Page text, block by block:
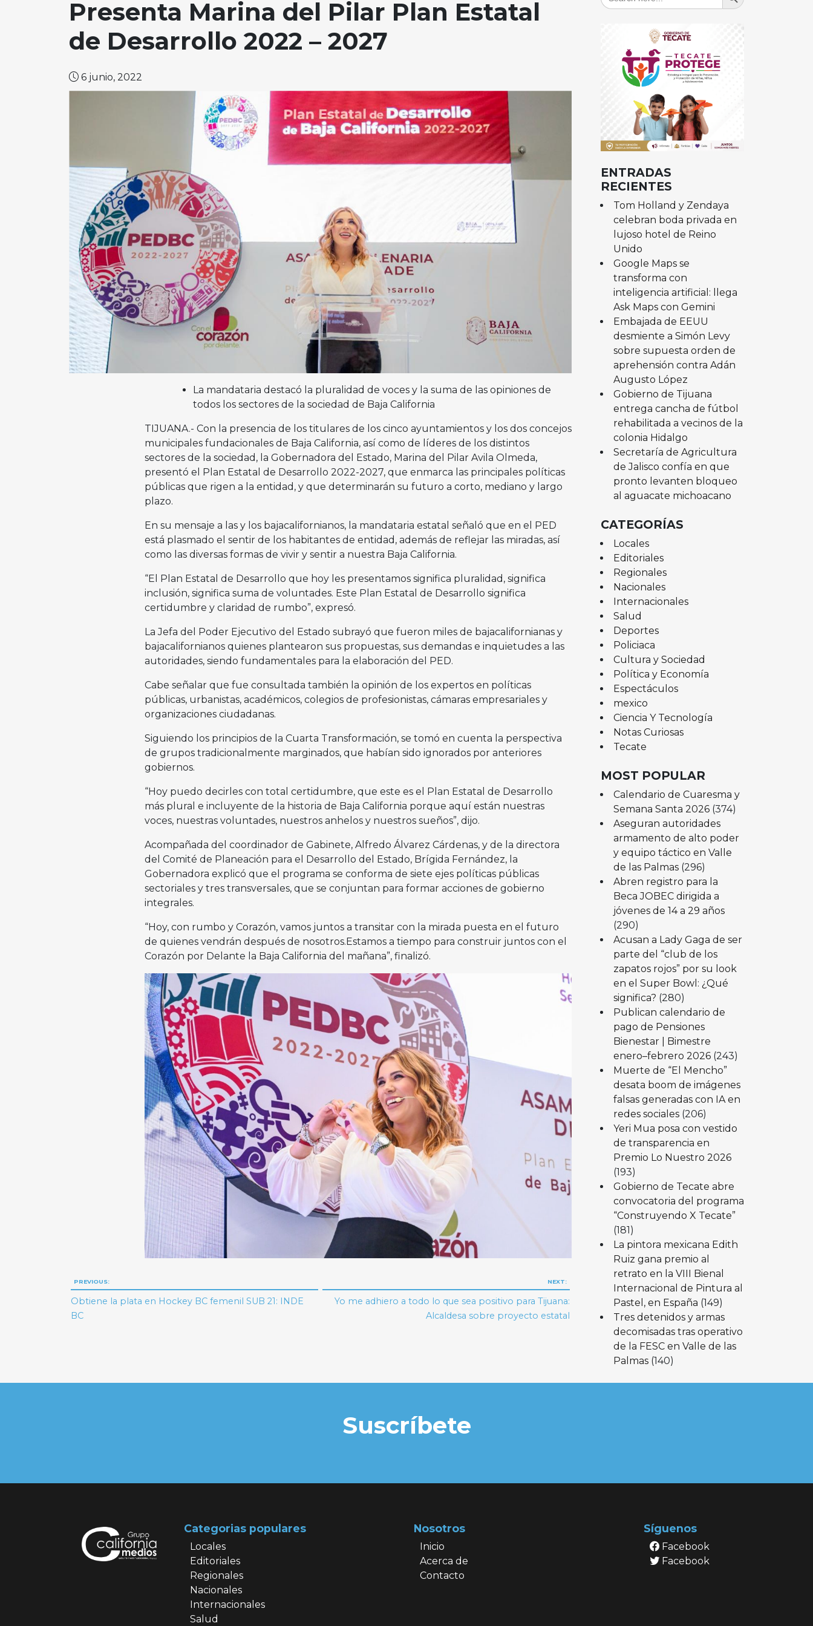
Presenta Marina del Pilar Plan Estatal
de Desarrollo 2022 – 2027
6 junio, 2022
La mandataria destacó la pluralidad de voces y la suma de las opiniones de
todos los sectores de la sociedad de Baja California
TIJUANA.- Con la presencia de los titulares de los cinco ayuntamientos y los dos concejos
municipales fundacionales de Baja California, así como de líderes de los distintos
sectores de la sociedad, la Gobernadora del Estado, Marina del Pilar Avila Olmeda,
presentó el Plan Estatal de Desarrollo 2022-2027, que enmarca las principales políticas
públicas que rigen a la entidad, y que determinarán su futuro a corto, mediano y largo
plazo.
En su mensaje a las y los bajacalifornianos, la mandataria estatal señaló que en el PED
está plasmado el sentir de los habitantes de entidad, además de reflejar las miradas, así
como las diversas formas de vivir y sentir a nuestra Baja California.
“El Plan Estatal de Desarrollo que hoy les presentamos significa pluralidad, significa
inclusión, significa suma de voluntades. Este Plan Estatal de Desarrollo significa
certidumbre y claridad de rumbo”, expresó.
La Jefa del Poder Ejecutivo del Estado subrayó que fueron miles de bajacalifornianas y
bajacalifornianos quienes plantearon sus propuestas, sus demandas e inquietudes a las
autoridades, siendo fundamentales para la elaboración del PED.
Cabe señalar que fue consultada también la opinión de los expertos en políticas
públicas, urbanistas, académicos, colegios de profesionistas, cámaras empresariales y
organizaciones ciudadanas.
Siguiendo los principios de la Cuarta Transformación, se tomó en cuenta la perspectiva
de grupos tradicionalmente marginados, que habían sido ignorados por anteriores
gobiernos.
“Hoy puedo decirles con total certidumbre, que este es el Plan Estatal de Desarrollo
más plural e incluyente de la historia de Baja California porque aquí están nuestras
voces, nuestras voluntades, nuestros anhelos y nuestros sueños”, dijo.
Acompañada del coordinador de Gabinete, Alfredo Álvarez Cárdenas, y de la directora
del Comité de Planeación para el Desarrollo del Estado, Brígida Fernández, la
Gobernadora explicó que el programa se conforma de siete ejes políticas públicas
sectoriales y tres transversales, que se conjuntan para formar acciones de gobierno
integrales.
“Hoy, con rumbo y Corazón, vamos juntos a transitar con la mirada puesta en el futuro
de quienes vendrán después de nosotros.Estamos a tiempo para construir juntos con el
Corazón por Delante la Baja California del mañana”, finalizó.
Navegación
de
PREVIOUS:
Obtiene la plata en Hockey BC femenil SUB 21: INDE
BC
NEXT:
Yo me adhiero a todo lo que sea positivo para Tijuana:
Alcaldesa sobre proyecto estatal
ENTRADAS
RECIENTES
Tom Holland y Zendaya
celebran boda privada en
lujoso hotel de Reino
Unido
Google Maps se
transforma con
inteligencia artificial: llega
Ask Maps con Gemini
Embajada de EEUU
desmiente a Simón Levy
sobre supuesta orden de
aprehensión contra Adán
Augusto López
Gobierno de Tijuana
entrega cancha de fútbol
rehabilitada a vecinos de la
colonia Hidalgo
Secretaría de Agricultura
de Jalisco confía en que
pronto levanten bloqueo
al aguacate michoacano
CATEGORÍAS
Locales
Editoriales
Regionales
Nacionales
Internacionales
Salud
Deportes
Policiaca
Cultura y Sociedad
Política y Economía
Espectáculos
mexico
Ciencia Y Tecnología
Notas Curiosas
Tecate
MOST POPULAR
Calendario de Cuaresma y
Semana Santa 2026 (374)
Aseguran autoridades
armamento de alto poder
y equipo táctico en Valle
de las Palmas (296)
Abren registro para la
Beca JOBEC dirigida a
jóvenes de 14 a 29 años
(290)
Acusan a Lady Gaga de ser
parte del “club de los
zapatos rojos” por su look
en el Super Bowl: ¿Qué
significa? (280)
Publican calendario de
pago de Pensiones
Bienestar | Bimestre
enero–febrero 2026 (243)
Muerte de “El Mencho”
desata boom de imágenes
falsas generadas con IA en
redes sociales (206)
Yeri Mua posa con vestido
de transparencia en
Premio Lo Nuestro 2026
(193)
Gobierno de Tecate abre
convocatoria del programa
“Construyendo X Tecate”
(181)
La pintora mexicana Edith
Ruiz gana premio al
retrato en la VIII Bienal
Internacional de Pintura al
Pastel, en España (149)
Tres detenidos y armas
decomisadas tras operativo
de la FESC en Valle de las
Palmas (140)
Suscríbete
Categorias populares
Locales
Editoriales
Regionales
Nacionales
Internacionales
Salud
Nosotros
Inicio
Acerca de
Contacto
Síguenos
Facebook
Facebook